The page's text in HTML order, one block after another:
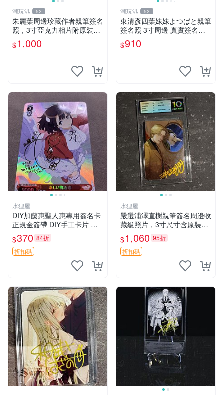
潮玩港 52
朱麗葉周邊珍藏作者親筆簽名
照，3寸亞克力相片附原裝卡
榫 寄宿學校限定版 簽名版照
片 3寸收藏品 原盒保真 周邊
$1,000
潮玩港 52
東清彥四葉妹妹よつばと親筆
簽名照 3寸周邊 真實簽名收
藏品 相框相紙包裝 よつばと
四葉妹妹 東清彥
$910
水狸屋
DIY加藤惠聖人惠專用簽名卡
正規金簽帶 DIY手工卡片 不
同於市售版本 卡片尺寸嚴選1
00mm 原創設計無返修 聖人
惠 簽名卡 加藤惠
$370 84折
折扣碼
水狸屋
嚴選浦澤直樹親筆簽名周邊收
藏級照片，3寸尺寸含原裝卡
磚 中古國現發 3寸 大小 照片
$1,060 95折
折扣碼